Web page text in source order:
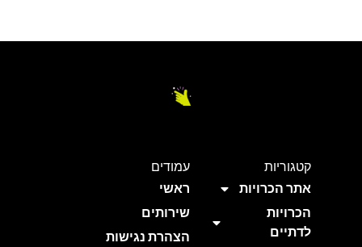
קטגוריות
אתר הכרויות
הכרויות
לדתיים
עמודים
ראשי
שירותים
הצהרת נגישות